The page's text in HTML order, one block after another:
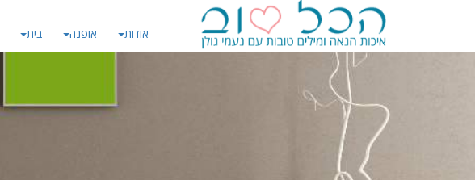
אודות אופנה בית